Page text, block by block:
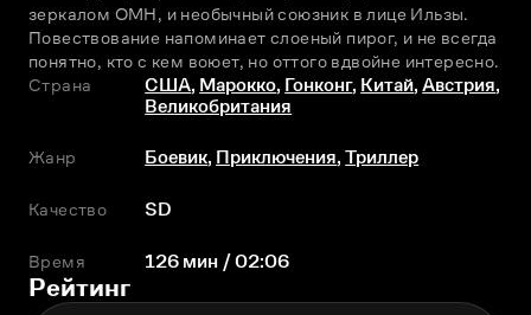
зеркалом ОМН, и необычный союзник в лице Ильзы.
Повествование напоминает слоеный пирог, и не всегда
понятно, кто с кем воюет, но оттого вдвойне интересно.
Страна
США, Марокко, Гонконг, Китай,Австрия,
Великобритания
Жанр Боевик, Приключения,Триллер
Качество SD
Время 126 мин / 02:06
Рейтинг